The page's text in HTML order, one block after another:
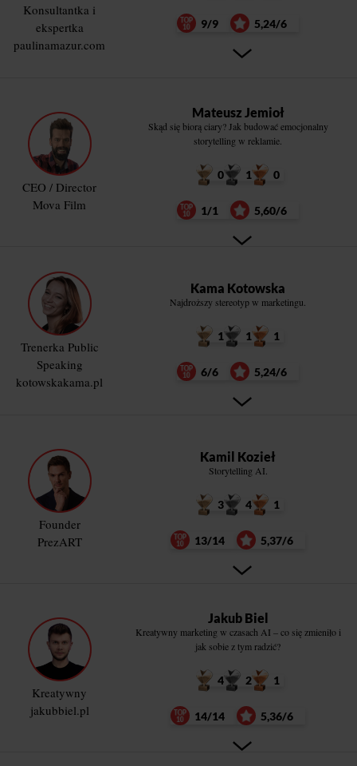
Konsultantka i
ekspertka
paulinamazur.com
9/9 5,24/6
CEO / Director
Mova Film
Mateusz Jemioł
Skąd się biorą ciary? Jak budować emocjonalny
storytelling w reklamie.
0 1 0
1/1 5,60/6
Trenerka Public
Speaking
kotowskakama.pl
Kama Kotowska
Najdroższy stereotyp w marketingu.
1 1 1
6/6 5,24/6
Founder
PrezART
Kamil Kozieł
Storytelling AI.
3 4 1
13/14 5,37/6
Kreatywny
jakubbiel.pl
Jakub Biel
Kreatywny marketing w czasach AI – co się zmieniło i
jak sobie z tym radzić?
4 2 1
14/14 5,36/6